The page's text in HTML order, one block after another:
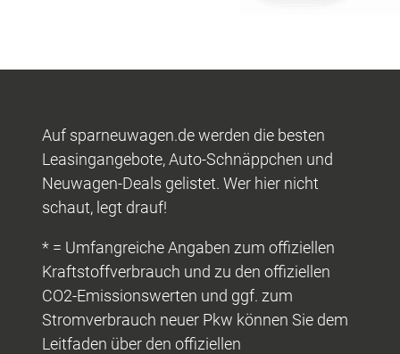
Auf sparneuwagen.de werden die besten
Leasingangebote, Auto-Schnäppchen und
Neuwagen-Deals gelistet. Wer hier nicht
schaut, legt drauf!
* = Umfangreiche Angaben zum offiziellen
Kraftstoffverbrauch und zu den offiziellen
CO2-Emissionswerten und ggf. zum
Stromverbrauch neuer Pkw können Sie dem
Leitfaden über den offiziellen